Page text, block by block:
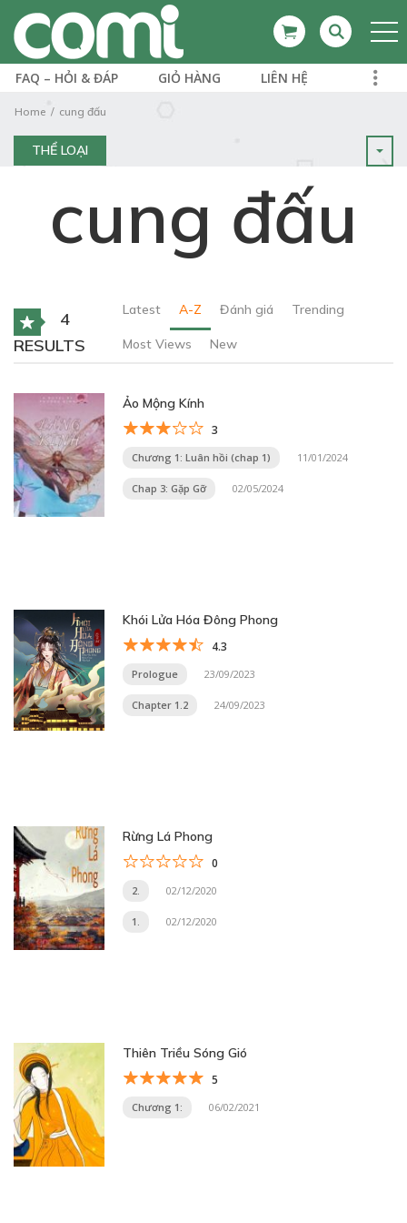
FAQ – HỎI & ĐÁP GIỎ HÀNG LIÊN HỆ
Home cung đấu
THỂ LOẠI
cung đấu
4
RESULTS
Latest A-Z Đánh giá Trending
Most Views New
Ảo Mộng Kính
3
Chương 1: Luân hồi (chap 1) 11/01/2024
Chap 3: Gặp Gỡ 02/05/2024
Khói Lửa Hóa Đông Phong
4.3
Prologue 23/09/2023
Chapter 1.2 24/09/2023
Rừng Lá Phong
0
2. 02/12/2020
1. 02/12/2020
Thiên Triều Sóng Gió
5
Chương 1: 06/02/2021